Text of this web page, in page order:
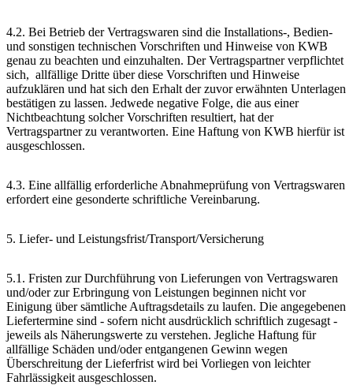
4.2. Bei Betrieb der Vertragswaren sind die Installations-, Bedien-
und sonstigen technischen Vorschriften und Hinweise von KWB
genau zu beachten und einzuhalten. Der Vertragspartner verpflichtet
sich, allfällige Dritte über diese Vorschriften und Hinweise
aufzuklären und hat sich den Erhalt der zuvor erwähnten Unterlagen
bestätigen zu lassen. Jedwede negative Folge, die aus einer
Nichtbeachtung solcher Vorschriften resultiert, hat der
Vertragspartner zu verantworten. Eine Haftung von KWB hierfür ist
ausgeschlossen.
4.3. Eine allfällig erforderliche Abnahmeprüfung von Vertragswaren
erfordert eine gesonderte schriftliche Vereinbarung.
5. Liefer- und Leistungsfrist/Transport/Versicherung
5.1. Fristen zur Durchführung von Lieferungen von Vertragswaren
und/oder zur Erbringung von Leistungen beginnen nicht vor
Einigung über sämtliche Auftragsdetails zu laufen. Die angegebenen
Liefertermine sind - sofern nicht ausdrücklich schriftlich zugesagt -
jeweils als Näherungswerte zu verstehen. Jegliche Haftung für
allfällige Schäden und/oder entgangenen Gewinn wegen
Überschreitung der Lieferfrist wird bei Vorliegen von leichter
Fahrlässigkeit ausgeschlossen.